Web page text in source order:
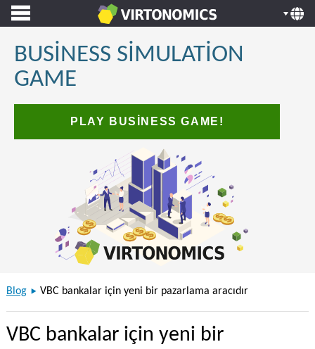
BUSINESS SIMULATION
GAME
PLAY BUSINESS GAME!
Blog VBC bankalar için yeni bir pazarlama aracıdır
VBC bankalar için yeni bir